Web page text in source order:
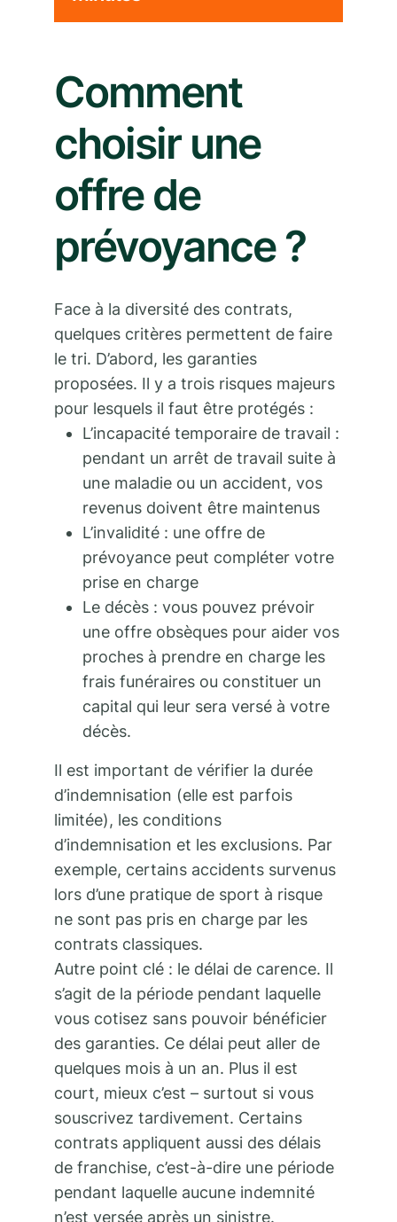
Comment
choisir une
offre de
prévoyance ?
Face à la diversité des contrats,
quelques critères permettent de faire
le tri. D’abord, les garanties
proposées. Il y a trois risques majeurs
pour lesquels il faut être protégés :
L’incapacité temporaire de travail :
pendant un arrêt de travail suite à
une maladie ou un accident, vos
revenus doivent être maintenus
L’invalidité : une offre de
prévoyance peut compléter votre
prise en charge
Le décès : vous pouvez prévoir
une offre obsèques pour aider vos
proches à prendre en charge les
frais funéraires ou constituer un
capital qui leur sera versé à votre
décès.
Il est important de vérifier la durée
d’indemnisation (elle est parfois
limitée), les conditions
d’indemnisation et les exclusions. Par
exemple, certains accidents survenus
lors d’une pratique de sport à risque
ne sont pas pris en charge par les
contrats classiques.
Autre point clé : le délai de carence. Il
s’agit de la période pendant laquelle
vous cotisez sans pouvoir bénéficier
des garanties. Ce délai peut aller de
quelques mois à un an. Plus il est
court, mieux c’est – surtout si vous
souscrivez tardivement. Certains
contrats appliquent aussi des délais
de franchise, c’est-à-dire une période
pendant laquelle aucune indemnité
n’est versée après un sinistre.